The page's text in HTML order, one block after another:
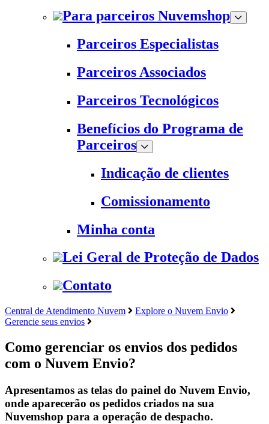
Para parceiros Nuvemshop
Parceiros Especialistas
Parceiros Associados
Parceiros Tecnológicos
Benefícios do Programa de
Parceiros
Indicação de clientes
Comissionamento
Minha conta
Lei Geral de Proteção de Dados
Contato
Central de Atendimento Nuvem
Explore o Nuvem Envio
Gerencie seus envios
Como gerenciar os envios dos pedidos
com o Nuvem Envio?
Apresentamos as telas do painel do Nuvem Envio,
onde aparecerão os pedidos criados na sua
Nuvemshop para a operação de despacho.